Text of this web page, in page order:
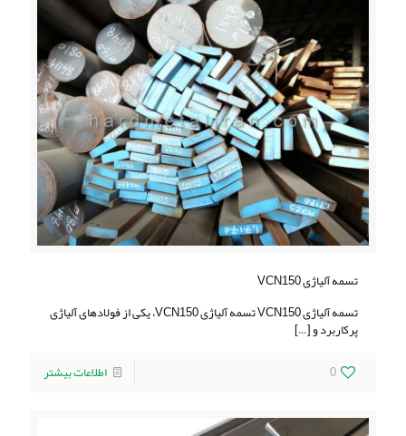
تسمه آلیاژی VCN150
تسمه آلیاژی VCN150 تسمه آلیاژی VCN150، یکی از فولادهای آلیاژی
پرکاربرد و[…]
0
اطلاعات بیشتر